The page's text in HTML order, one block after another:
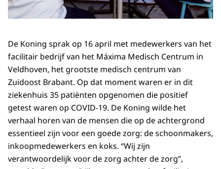
De Koning sprak op 16 april met medewerkers van het
facilitair bedrijf van het Máxima Medisch Centrum in
Veldhoven, het grootste medisch centrum van
Zuidoost Brabant. Op dat moment waren er in dit
ziekenhuis 35 patiënten opgenomen die positief
getest waren op COVID-19. De Koning wilde het
verhaal horen van de mensen die op de achtergrond
essentieel zijn voor een goede zorg: de schoonmakers,
inkoopmedewerkers en koks. “Wij zijn
verantwoordelijk voor de zorg achter de zorg”,